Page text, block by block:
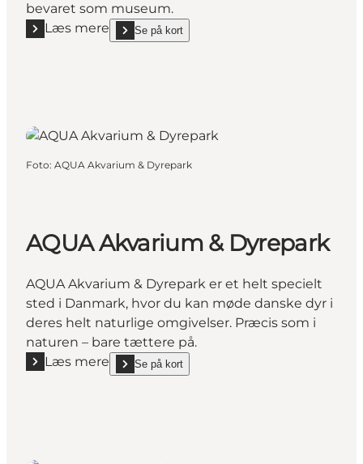
bevaret som museum.
Læs mere
Læs mere "Fregatten Jylland – et levende
Se på kort
show Fregatten Jylland – et levende museumsskib
Foto: AQUA Akvarium & Dyrepark
AQUA Akvarium & Dyrepark
AQUA Akvarium & Dyrepark er et helt specielt
sted i Danmark, hvor du kan møde danske dyr i
deres helt naturlige omgivelser. Præcis som i
naturen – bare tættere på.
Læs mere
Læs mere "AQUA Akvarium & Dyrepark"
Se på kort
show AQUA Akvarium & Dyrepark on_map